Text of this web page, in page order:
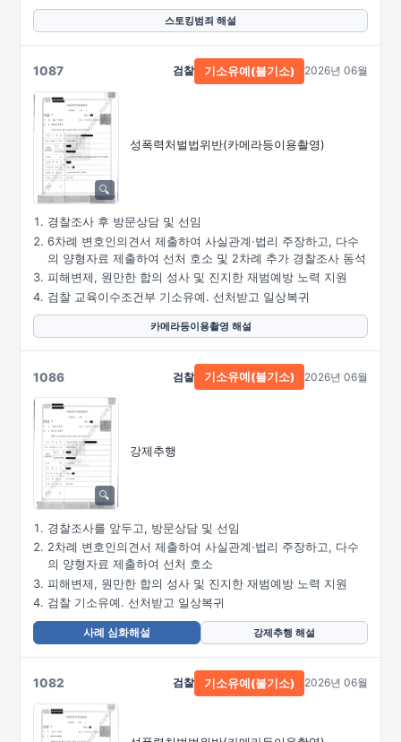
스토킹범죄 해설
1087
성폭력처벌법위반(카메라등이용촬영)
검찰 기소유예(불기소) 2026년 06월
경찰조사 후 방문상담 및 선임
6차례 변호인의견서 제출하여 사실관계·법리 주장하고, 다수
의 양형자료 제출하여 선처 호소 및 2차례 추가 경찰조사 동석
피해변제, 원만한 합의 성사 및 진지한 재범예방 노력 지원
검찰 교육이수조건부 기소유예. 선처받고 일상복귀
카메라등이용촬영 해설
1086
강제추행
검찰 기소유예(불기소) 2026년 06월
경찰조사를 앞두고, 방문상담 및 선임
2차례 변호인의견서 제출하여 사실관계·법리 주장하고, 다수
의 양형자료 제출하여 선처 호소
피해변제, 원만한 합의 성사 및 진지한 재범예방 노력 지원
검찰 기소유예. 선처받고 일상복귀
사례 심화해설 강제추행 해설
1082 검찰 기소유예(불기소) 2026년 06월